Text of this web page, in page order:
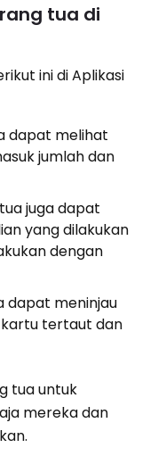
tua di
ini di Aplikasi
dapat melihat
jumlah dan
juga dapat
yang dilakukan
dengan
dapat meninjau
tertaut dan
tua untuk
mereka dan